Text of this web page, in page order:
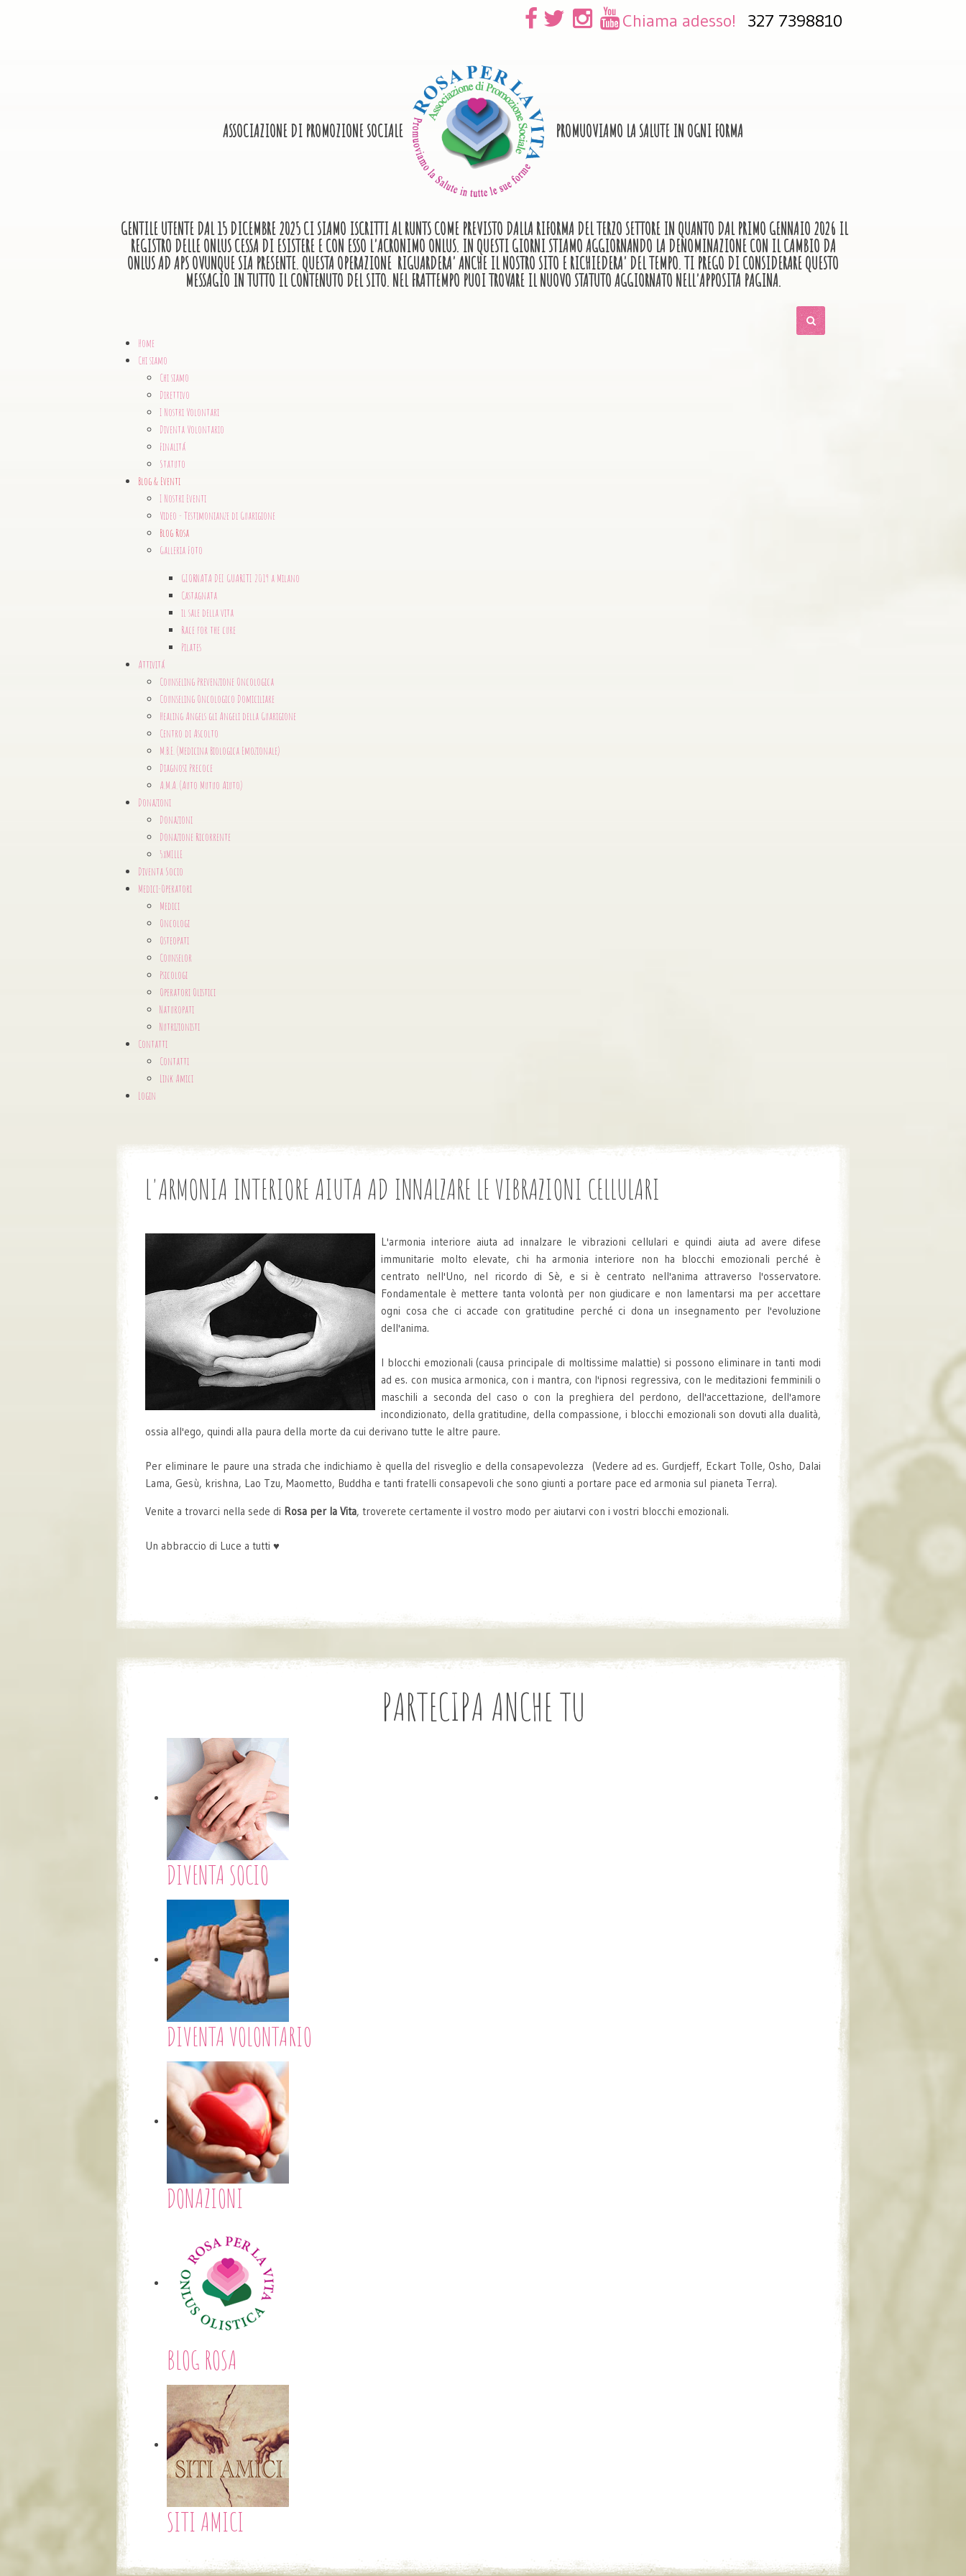
Chiama adesso! 327 7398810
ASSOCIAZIONE DI PROMOZIONE SOCIALE PROMUOVIAMO LA SALUTE IN OGNI FORMA
GENTILE UTENTE DAL 15 DICEMBRE 2025 CI SIAMO ISCRITTI AL RUNTS COME PREVISTO DALLA RIFORMA DEL TERZO SETTORE IN QUANTO DAL PRIMO GENNAIO 2026 IL
REGISTRO DELLE ONLUS CESSA DI ESISTERE E CON ESSO L'ACRONIMO ONLUS. IN QUESTI GIORNI STIAMO AGGIORNANDO LA DENOMINAZIONE CON IL CAMBIO DA
ONLUS AD APS OVUNQUE SIA PRESENTE. QUESTA OPERAZIONE RIGUARDERA' ANCHE IL NOSTRO SITO E RICHIEDERA' DEL TEMPO. TI PREGO DI CONSIDERARE QUESTO
MESSAGIO IN TUTTO IL CONTENUTO DEL SITO. NEL FRATTEMPO PUOI TROVARE IL NUOVO STATUTO AGGIORNATO NELL'APPOSITA PAGINA.
Home
Chi siamo
Chi siamo
Direttivo
I Nostri Volontari
Diventa Volontario
Finalitá
Statuto
Blog & Eventi
I Nostri Eventi
Video - Testimonianze di Guarigione
Blog Rosa
Galleria Foto
GIORNATA DEI GUARITI 2019 a Milano
Castagnata
il sale della vita
Race for the cure
Pilates
Attivitá
Counseling Prevenzione Oncologica
Counseling Oncologico Domiciliare
Healing Angels gli Angeli della Guarigione
Centro di Ascolto
M.B.E. (Medicina Biologica Emozionale)
Diagnosi Precoce
A.M.A. (Auto Mutuo Aiuto)
Donazioni
Donazioni
Donazione Ricorrente
5xMILLE
Diventa Socio
Medici-Operatori
Medici
Oncologi
Osteopati
Counselor
Psicologi
Operatori Olistici
Naturopati
Nutrizionisti
Contatti
Contatti
Link Amici
Login
L'ARMONIA INTERIORE AIUTA AD INNALZARE LE VIBRAZIONI CELLULARI
L'armonia interiore aiuta ad innalzare le vibrazioni cellulari e quindi aiuta ad avere difese
immunitarie molto elevate, chi ha armonia interiore non ha blocchi emozionali perché è
centrato nell'Uno, nel ricordo di Sè, e si è centrato nell'anima attraverso l'osservatore.
Fondamentale è mettere tanta volontà per non giudicare e non lamentarsi ma per accettare
ogni cosa che ci accade con gratitudine perché ci dona un insegnamento per l'evoluzione
dell'anima.
I blocchi emozionali (causa principale di moltissime malattie) si possono eliminare in tanti modi
ad es. con musica armonica, con i mantra, con l'ipnosi regressiva, con le meditazioni femminili o
maschili a seconda del caso o con la preghiera del perdono, dell'accettazione, dell'amore
incondizionato, della gratitudine, della compassione, i blocchi emozionali son dovuti alla dualità,
ossia all'ego, quindi alla paura della morte da cui derivano tutte le altre paure.
Per eliminare le paure una strada che indichiamo è quella del risveglio e della consapevolezza (Vedere ad es. Gurdjeff, Eckart Tolle, Osho, Dalai
Lama, Gesù, krishna, Lao Tzu, Maometto, Buddha e tanti fratelli consapevoli che sono giunti a portare pace ed armonia sul pianeta Terra).
Venite a trovarci nella sede di Rosa per la Vita, troverete certamente il vostro modo per aiutarvi con i vostri blocchi emozionali.
Un abbraccio di Luce a tutti ♥
PARTECIPA ANCHE TU
DIVENTA SOCIO
DIVENTA VOLONTARIO
DONAZIONI
BLOG ROSA
SITI AMICI